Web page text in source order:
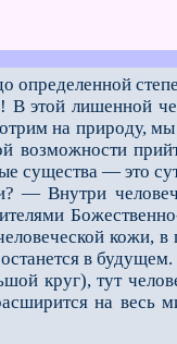
определенной
В этой лишенной
на природу,
возможности
существа — это
Внутри
кожи, в
в будущем.
круг), тут
на весь